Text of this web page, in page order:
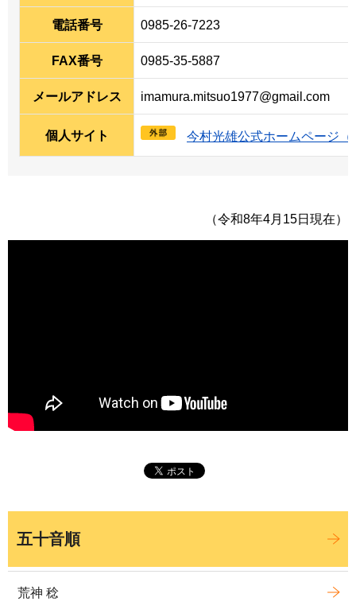
電話番号 0985-26-7223
FAX番号 0985-35-5887
メールアドレス imamura.mitsuo1977@gmail.com
個人サイト 今村光雄公式ホームページ
（令和8年4月15日現在）
五十音順
荒神 稔